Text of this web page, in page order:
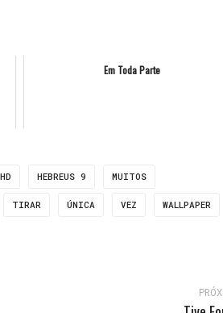
Em Toda Parte
HD HEBREUS 9 MUITOS
TIRAR ÚNICA VEZ WALLPAPER